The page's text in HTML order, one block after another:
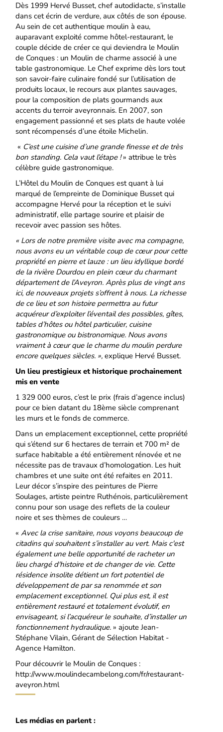
Dès 1999 Hervé Busset, chef autodidacte, s’installe
dans cet écrin de verdure, aux côtés de son épouse.
Au sein de cet authentique moulin à eau,
auparavant exploité comme hôtel-restaurant, le
couple décide de créer ce qui deviendra le Moulin
de Conques : un Moulin de charme associé à une
table gastronomique. Le Chef exprime dès lors tout
son savoir-faire culinaire fondé sur l’utilisation de
produits locaux, le recours aux plantes sauvages,
pour la composition de plats gourmands aux
accents du terroir aveyronnais. En 2007, son
engagement passionné et ses plats de haute volée
sont récompensés d’une étoile Michelin.
« C’est une cuisine d’une grande finesse et de très
bon standing. Cela vaut l’étape !» attribue le très
célèbre guide gastronomique.
L’Hôtel du Moulin de Conques est quant à lui
marqué de l’empreinte de Dominique Busset qui
accompagne Hervé pour la réception et le suivi
administratif, elle partage sourire et plaisir de
recevoir avec passion ses hôtes.
« Lors de notre première visite avec ma compagne,
nous avons eu un véritable coup de cœur pour cette
propriété en pierre et lauze : un lieu idyllique bordé
de la rivière Dourdou en plein cœur du charmant
département de l’Aveyron. Après plus de vingt ans
ici, de nouveaux projets s’offrent à nous. La richesse
de ce lieu et son histoire permettra au futur
acquéreur d’exploiter l’éventail des possibles, gîtes,
tables d’hôtes ou hôtel particulier, cuisine
gastronomique ou bistronomique. Nous avons
vraiment à cœur que le charme du moulin perdure
encore quelques siècles. »,explique Hervé Busset.
Un lieu prestigieux et historique prochainement
mis en vente
1 329 000 euros, c’est le prix (frais d’agence inclus)
pour ce bien datant du 18ème siècle comprenant
les murs et le fonds de commerce.
Dans un emplacement exceptionnel, cette propriété
qui s’étend sur 6 hectares de terrain et 700 m² de
surface habitable a été entièrement rénovée et ne
nécessite pas de travaux d’homologation. Les huit
chambres et une suite ont été refaites en 2011.
Leur décor s’inspire des peintures de Pierre
Soulages, artiste peintre Ruthénois, particulièrement
connu pour son usage des reflets de la couleur
noire et ses thèmes de couleurs …
«Avec la crise sanitaire, nous voyons beaucoup de
citadins qui souhaitent s’installer au vert. Mais c'est
également une belle opportunité de racheter un
lieu chargé d'histoire et de changer de vie. Cette
résidence insolite détient un fort potentiel de
développement de par sa renommée et son
emplacement exceptionnel. Qui plus est, il est
entièrement restauré et totalement évolutif, en
envisageant, si l’acquéreur le souhaite, d’installer un
fonctionnement hydraulique. » ajoute Jean-
Stéphane Vilain, Gérant de Sélection Habitat -
Agence Hamilton.
Pour découvrir le Moulin de Conques :
http://www.moulindecambelong.com/fr/restaurant-
aveyron.html
Les médias en parlent :